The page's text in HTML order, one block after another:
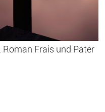
Frais und Pater